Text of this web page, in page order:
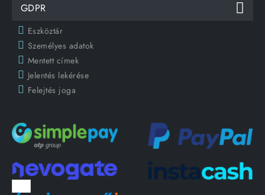
GDPR
Eszköztár
Személyes adatok
Mentett címek
Jelentés lekérése
Felejtés joga